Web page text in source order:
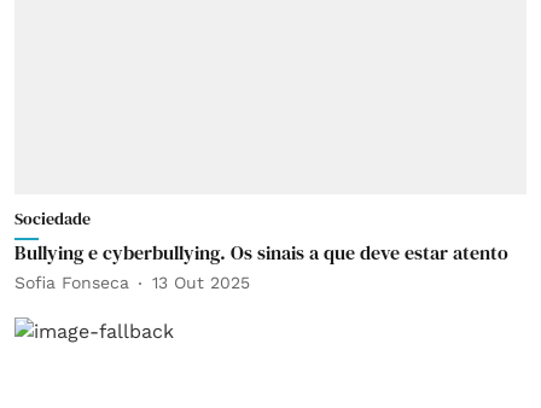
Sociedade
Bullying e cyberbullying. Os sinais a que deve estar atento
Sofia Fonseca 13 Out 2025